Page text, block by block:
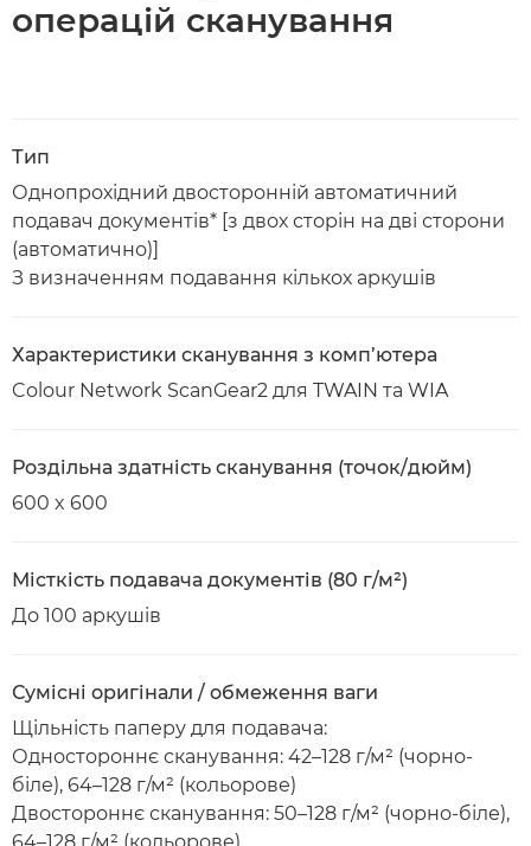
операцій сканування
Тип
Однопрохідний двосторонній автоматичний
подавач документів* [з двох сторін на дві сторони
(автоматично)]
З визначенням подавання кількох аркушів
Характеристики сканування з комп’ютера
Colour Network ScanGear2 для TWAIN та WIA
Роздільна здатність сканування (точок/дюйм)
600 x 600
Місткість подавача документів (80 г/м²)
До 100 аркушів
Сумісні оригінали / обмеження ваги
Щільність паперу для подавача:
Одностороннє сканування: 42–128 г/м² (чорно-
біле), 64–128 г/м² (кольорове)
Двостороннє сканування: 50–128 г/м² (чорно-біле),